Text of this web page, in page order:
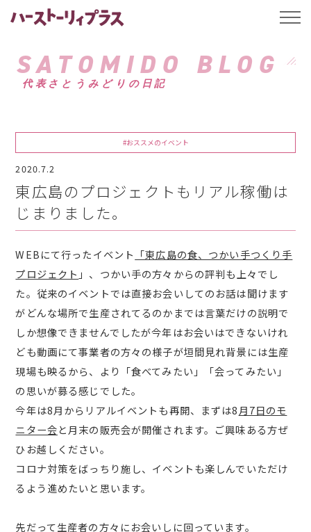
ハーストーリィプ
SATOMIDO BLOG
代表さとうみどりの日記
#おススメのイベント
2020.7.2
東広島のプロジェクトもリアル稼働は
じまりました。
WEBにて行ったイベント 「東広島の食、つかい手つくり手
プロジェクト 」、つかい手の方々からの評判も上々でし
た。従来のイベントでは直接お会いしてのお話は聞けます
がどんな場所で生産されてるのかまでは言葉だけの説明で
しか想像できませんでしたが今年はお会いはできないけれ
ども動画にて事業者の方々の様子が垣間見れ背景には生産
現場も映るから、より「食べてみたい」「会ってみたい」
の思いが募る感じでした。
今年は8月からリアルイベントも再開、まずは8月7日のモ
ニター会と月末の販売会が開催されます。ご興味ある方ぜ
ひお越しください。
コロナ対策をばっちり施し、イベントも楽しんでいただけ
るよう進めたいと思います。
先だって生産者の方々にお会いしに回っています。
t
l
a